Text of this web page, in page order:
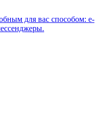
для вас способом: e-